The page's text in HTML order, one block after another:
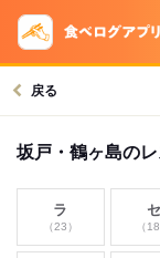
戻る
坂戸・鶴ヶ島の
ラ
（23）
セ
（18